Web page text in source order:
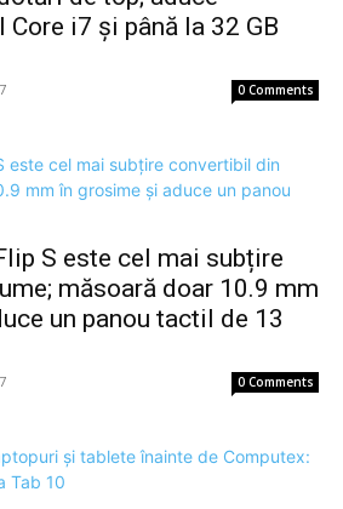
i7 și până la 32 GB
0 Comments
S este cel mai subțire
măsoară doar 10.9 mm
un panou tactil de 13
0 Comments